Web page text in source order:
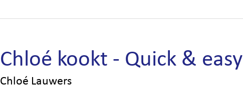
Chloé kookt - Quick & easy
Chloé Lauwers